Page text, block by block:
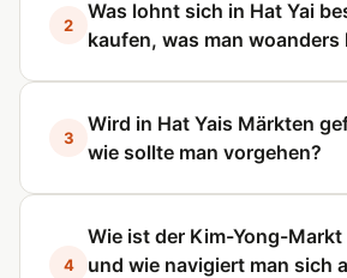
2
Was lohnt sich in Hat Yai
kaufen, was man woanders
3
Wird in Hat Yais Märkten
wie sollte man vorgehen?
4
Wie ist der Kim-Yong-
und wie navigiert man sich